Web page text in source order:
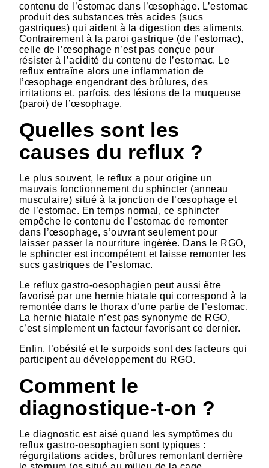
contenu de l’estomac dans l’œsophage. L’estomac
produit des substances très acides (sucs
gastriques) qui aident à la digestion des aliments.
Contrairement à la paroi gastrique (de l’estomac),
celle de l’œsophage n’est pas conçue pour
résister à l’acidité du contenu de l’estomac. Le
reflux entraîne alors une inflammation de
l’œsophage engendrant des brûlures, des
irritations et, parfois, des lésions de la muqueuse
(paroi) de l’œsophage.
Quelles sont les
causes du reflux ?
Le plus souvent, le reflux a pour origine un
mauvais fonctionnement du sphincter (anneau
musculaire) situé à la jonction de l’œsophage et
de l’estomac. En temps normal, ce sphincter
empêche le contenu de l’estomac de remonter
dans l’œsophage, s’ouvrant seulement pour
laisser passer la nourriture ingérée. Dans le RGO,
le sphincter est incompétent et laisse remonter les
sucs gastriques de l’estomac.
Le reflux gastro-oesophagien peut aussi être
favorisé par une hernie hiatale qui correspond à la
remontée dans le thorax d’une partie de l’estomac.
La hernie hiatale n’est pas synonyme de RGO,
c’est simplement un facteur favorisant ce dernier.
Enfin, l’obésité et le surpoids sont des facteurs qui
participent au développement du RGO.
Comment le
diagnostique-t-on ?
Le diagnostic est aisé quand les symptômes du
reflux gastro-oesophagien sont typiques :
régurgitations acides, brûlures remontant derrière